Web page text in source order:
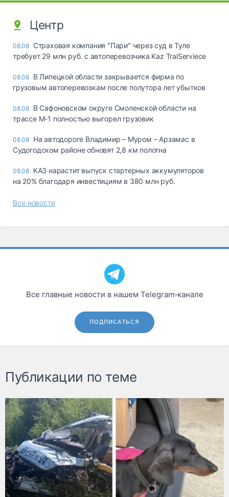
Центр
08.08 Страховая компания "Пари" через суд в Туле
требует 29 млн руб. с автоперевозчика Kaz TralServiece
08.08 В Липецкой области закрывается фирма по
грузовым автоперевозкам после полутора лет убытков
08.08 В Сафоновском округе Смоленской области на
трассе М-1 полностью выгорел грузовик
08.08 На автодороге Владимир – Муром – Арзамас в
Судогодском районе обновят 2,8 км полотна
08.08 КАЗ нарастит выпуск стартерных аккумуляторов
на 20% благодаря инвестициям в 380 млн руб.
Все новости
Все главные новости в нашем Telegram‑канале
ПОДПИСАТЬСЯ
Публикации по теме